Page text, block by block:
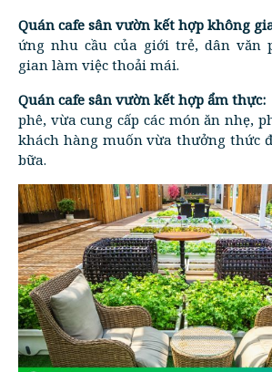
Quán cafe sân vườn kết hợp không
ứng nhu cầu của giới trẻ, dân văn
gian làm việc thoải mái.
Quán cafe sân vườn kết hợp ẩm thực:
phê, vừa cung cấp các món ăn nhẹ,
khách hàng muốn vừa thưởng thức
bữa.